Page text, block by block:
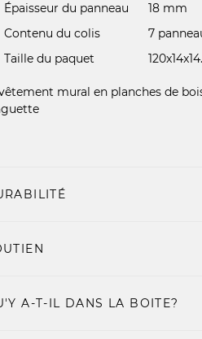
Épaisseur du panneau
18 mm
Contenu du colis
7
Taille du paquet
mural en planches de
A-T-IL DANS LA BOITE?